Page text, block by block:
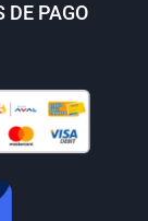
DE PAGO